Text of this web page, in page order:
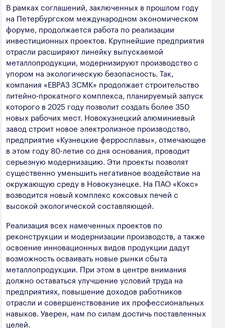
В рамках соглашений, заключенных в прошлом году
на Петербургском международном экономическом
форуме, продолжается работа по реализации
инвестиционных проектов. Крупнейшие предприятия
отрасли расширяют линейку выпускаемой
металлопродукции, модернизируют производство с
упором на экологическую безопасность. Так,
компания «ЕВРАЗ ЗСМК» продолжает строительство
литейно-прокатного комплекса, планируемый запуск
которого в 2025 году позволит создать более 350
новых рабочих мест. Новокузнецкий алюминиевый
завод строит новое электролизное производство,
предприятие «Кузнецкие ферросплавы», отмечающее
в этом году 80-летие со дня основания, проводит
серьезную модернизацию. Эти проекты позволят
существенно уменьшить негативное воздействие на
окружающую среду в Новокузнецке. На ПАО «Кокс»
возводится новый комплекс коксовых печей с
высокой экологической составляющей.
Реализация всех намеченных проектов по
реконструкции и модернизации производств, а также
освоение инновационных видов продукции дадут
возможность осваивать новые рынки сбыта
металлопродукции. При этом в центре внимания
должно оставаться улучшение условий труда на
предприятиях, повышение доходов работников
отрасли и совершенствование их профессиональных
навыков. Уверен, нам по силам достичь поставленных
целей.